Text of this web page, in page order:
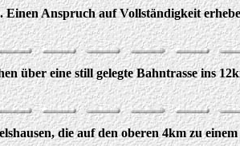
Einen Anspruch auf Vollständigkeit
über eine still gelegte Bahntrasse ins
die auf den oberen 4km zu